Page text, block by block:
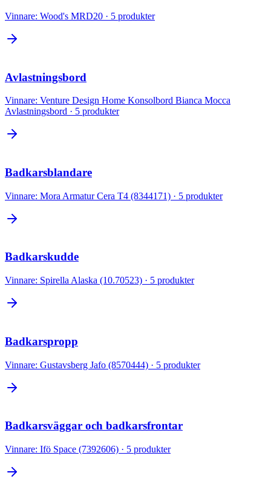
Vinnare: Wood's MRD20 · 5 produkter
Avlastningsbord
Vinnare: Venture Design Home Konsolbord Bianca Mocca
Avlastningsbord · 5 produkter
Badkarsblandare
Vinnare: Mora Armatur Cera T4 (8344171) · 5 produkter
Badkarskudde
Vinnare: Spirella Alaska (10.70523) · 5 produkter
Badkarspropp
Vinnare: Gustavsberg Jafo (8570444) · 5 produkter
Badkarsväggar och badkarsfrontar
Vinnare: Ifö Space (7392606) · 5 produkter